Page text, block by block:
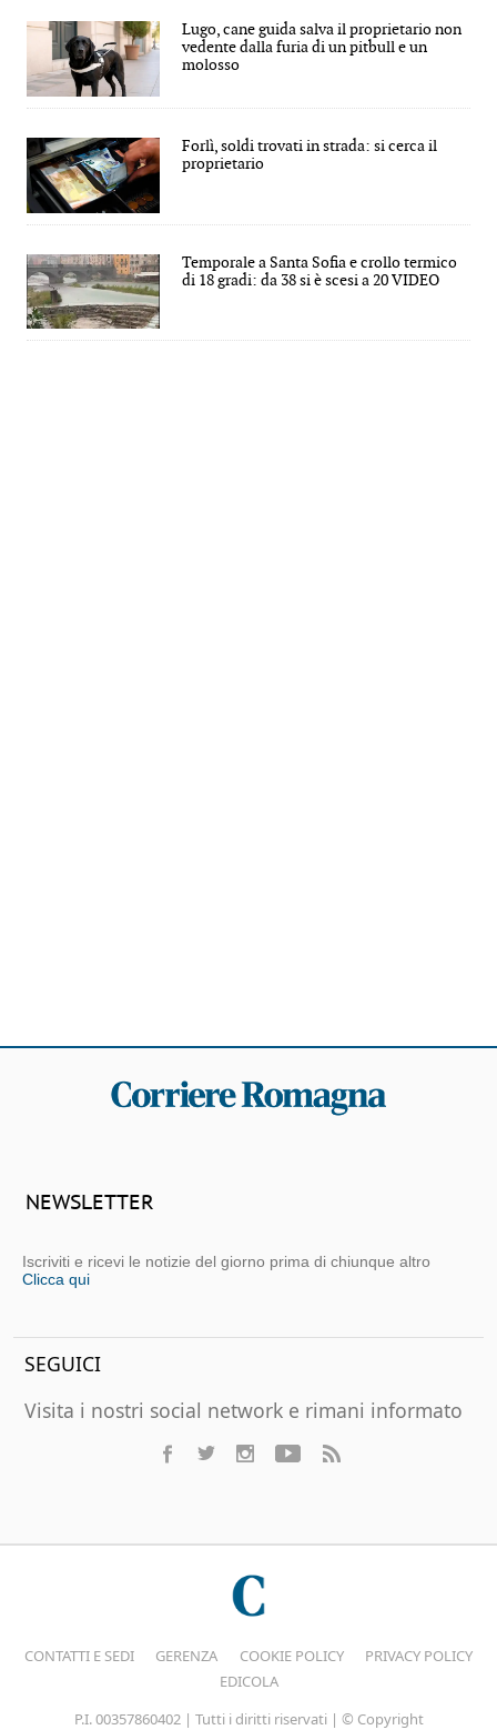
Lugo, cane guida salva il proprietario non
vedente dalla furia di un pitbull e un
molosso
Forlì, soldi trovati in strada: si cerca il
proprietario
Temporale a Santa Sofia e crollo termico
di 18 gradi: da 38 si è scesi a 20 VIDEO
NEWSLETTER
Iscriviti e ricevi le notizie del giorno prima di chiunque altro
Clicca qui
SEGUICI
Visita i nostri social network e rimani informato
CONTATTI E SEDI GERENZA COOKIE POLICY
PRIVACY POLICY
EDICOLA
P.I. 00357860402 | Tutti i diritti riservati | © Copyright